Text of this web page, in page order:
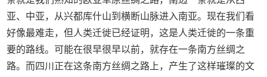
亚、中亚，从兴都库什山到横断山脉进入南亚。现在我们看
好像最难走，但人类迁徙已经证明，这是人类迁徙的一条重
要的路线。可能在很早很早以前，就存在一条南方丝绸之
路。而四川正在这条南方丝绸之路上，产生了这样璀璨的文